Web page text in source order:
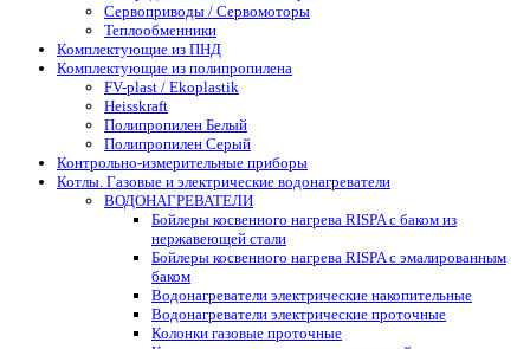
Сервоприводы / Сервомоторы
Теплообменники
Комплектующие из ПНД
Комплектующие из полипропилена
FV-plast / Ekoplastik
Heisskraft
Полипропилен Белый
Полипропилен Серый
Контрольно-измерительные приборы
Котлы. Газовые и электрические водонагреватели
ВОДОНАГРЕВАТЕЛИ
Бойлеры косвенного нагрева RISPA с баком из
нержавеющей стали
Бойлеры косвенного нагрева RISPA с эмалированным
баком
Водонагреватели электрические накопительные
Водонагреватели электрические проточные
Колонки газовые проточные